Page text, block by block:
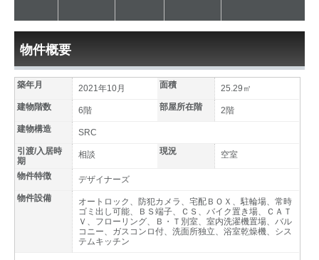
物件概要
築年月 2021年10月 面積
25.29㎡
建物階数
6階 部屋所在階
2階
建物構造
SRC
引渡/入居時
期
相談 現況 空室
物件特徴
デザイナーズ
物件設備
オートロック、防犯カメラ、宅配ＢＯＸ、駐輪場、常時
ゴミ出し可能、ＢＳ端子、ＣＳ、バイク置き場、ＣＡＴ
Ｖ、フローリング、Ｂ・Ｔ別室、室内洗濯機置場、バル
コニー、ガスコンロ付、洗面所独立、浴室乾燥機、シス
テムキッチン